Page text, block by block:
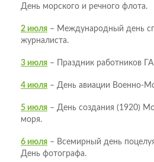
День морского и речного флота.
2 июля – Международный день
журналиста.
3 июля – Праздник работников
4 июля – День авиации Военно-
5 июля – День создания (1920)
моря.
6 июля – Всемирный день
День фотографа.